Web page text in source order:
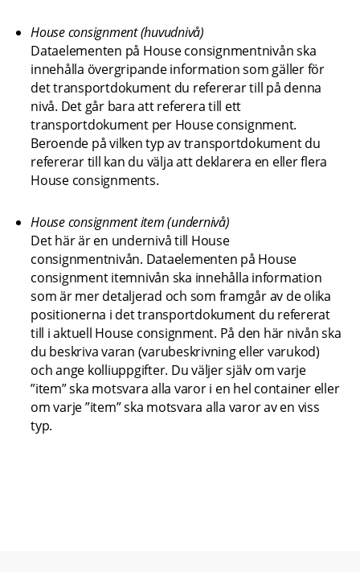
House consignment (huvudnivå)
Dataelementen på House consignmentnivån ska
innehålla övergripande information som gäller för
det transportdokument du refererar till på denna
nivå. Det går bara att referera till ett
transportdokument per House consignment.
Beroende på vilken typ av transportdokument du
refererar till kan du välja att deklarera en eller flera
House consignments.
House consignment item (undernivå)
Det här är en undernivå till House
consignmentnivån. Dataelementen på House
consignment itemnivån ska innehålla information
som är mer detaljerad och som framgår av de olika
positionerna i det transportdokument du refererat
till i aktuell House consignment. På den här nivån ska
du beskriva varan (varubeskrivning eller varukod)
och ange kolliuppgifter. Du väljer själv om varje
”item” ska motsvara alla varor i en hel container eller
om varje ”item” ska motsvara alla varor av en viss
typ.